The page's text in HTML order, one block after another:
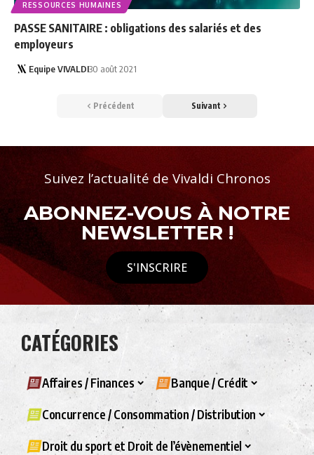
RESSOURCES HUMAINES
PASSE SANITAIRE : obligations des salariés et des
employeurs
Equipe VIVALDI30 août 2021
Précédent Suivant
Suivez l’actualité de Vivaldi Chronos
ABONNEZ-VOUS À NOTRE
NEWSLETTER !
S'INSCRIRE
CATÉGORIES
Affaires / Finances Banque / Crédit
Concurrence / Consommation / Distribution
Droit du sport et Droit de l’évènementiel